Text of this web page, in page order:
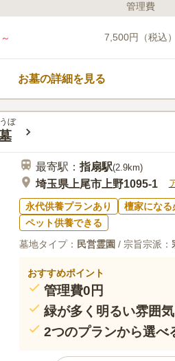
ライフドット編集部のコメント
クセスが良好な霊園で
方や車いすの方もお墓
は自然豊かでのどかな風
棟には休憩場や斎場（法
整っており、総合法要
のお墓参りシーズンは
霊園の周辺には店舗等
などが販売されているため、手
た、法事の際に集まれる場所も霊
す。
管理費
7,500円（税込）
お墓の詳細を見る
ぼ
最寄駅： 指扇駅(2.9km)
埼玉県上尾市上野1095-1
永代供養プランあり 檀家になる
ペット供養できる
墓地タイプ： 民営霊園 / 宗旨宗派：
おすすめポイント
管理費0円
緑が多く明るい雰囲気
2つのプランから選べ